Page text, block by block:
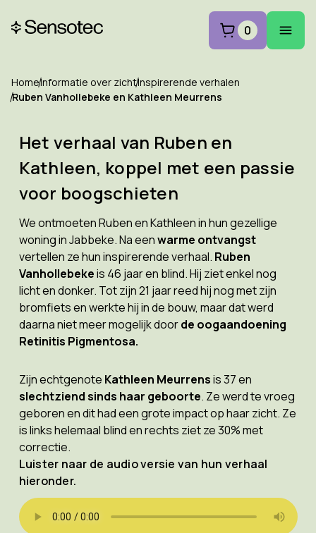
0
HomeInformatie over zichtInspirerende verhalen
Ruben Vanhollebeke en Kathleen Meurrens
Het verhaal van Ruben en
Kathleen, koppel met een passie
voor boogschieten
We ontmoeten Ruben en Kathleen in hun gezellige
woning in Jabbeke. Na eenwarme ontvangst
vertellen ze hun inspirerende verhaal. Ruben
Vanhollebekeis 46 jaar en blind. Hij ziet enkel nog
licht en donker. Tot zijn 21 jaar reed hij nog met zijn
bromfiets en werkte hij in de bouw, maar dat werd
daarna niet meer mogelijk doorde oogaandoening
Retinitis Pigmentosa.
Zijn echtgenote Kathleen Meurrensis 37 en
slechtziend sinds haar geboorte. Ze werd te vroeg
geboren en dit had een grote impact op haar zicht. Ze
is links helemaal blind en rechts ziet ze 30% met
correctie.
Luister naar de audio versie van hun verhaal
hieronder.